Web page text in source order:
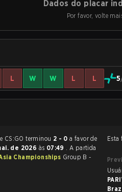
Dados do placar
Por favor, volte
L W W L L 5
A partida de CS:GO terminou 2 - 0 a favor de
de 2026 às 07:49 . A partida
Championships Group B -
Esta